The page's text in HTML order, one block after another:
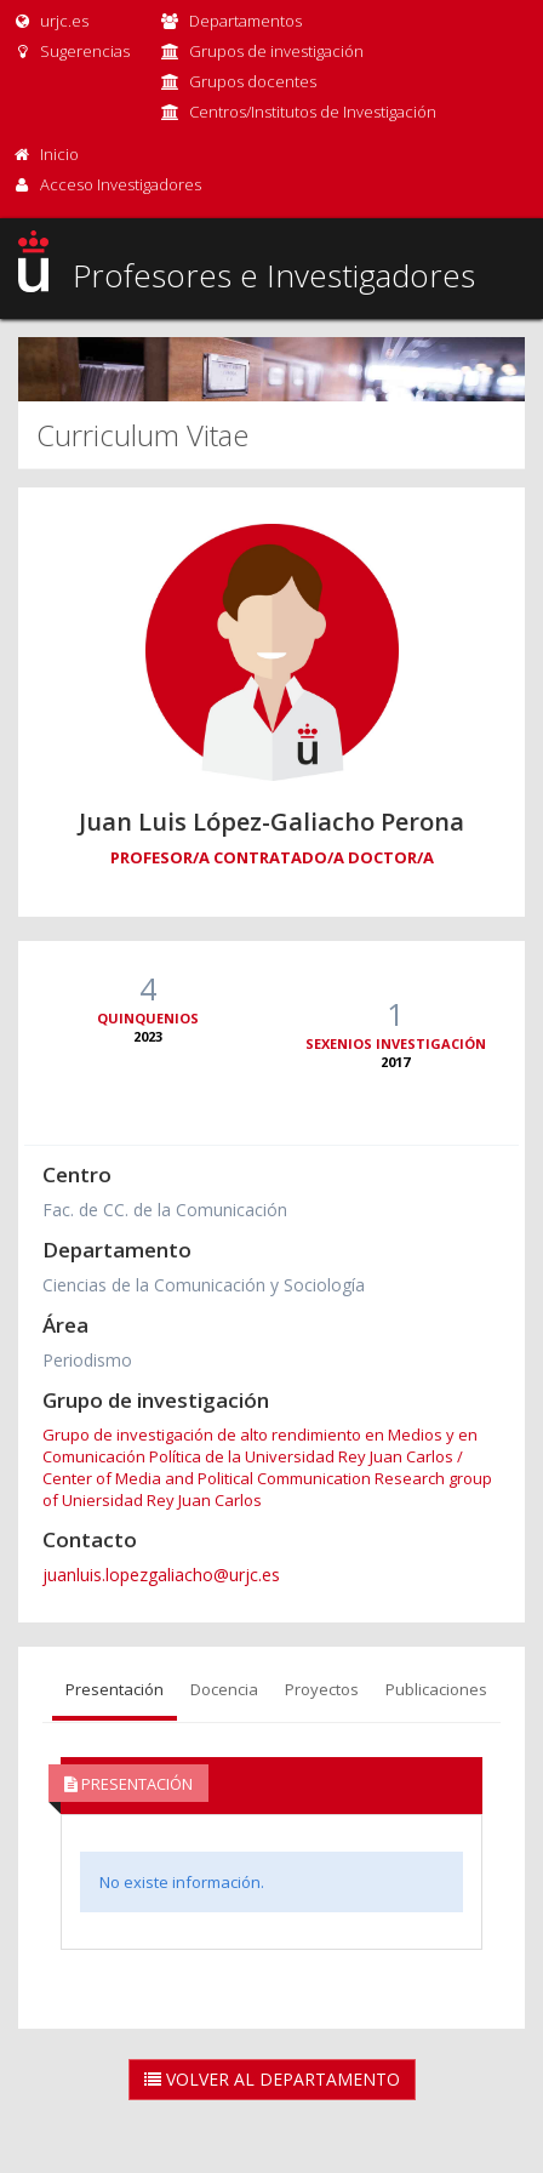
urjc.es
Sugerencias
Departamentos
Grupos de investigación
Grupos docentes
Centros/Institutos de Investigación
Inicio
Acceso Investigadores
Profesores e Investigadores
Curriculum Vitae
Juan Luis López-Galiacho Perona
PROFESOR/A CONTRATADO/A DOCTOR/A
4
QUINQUENIOS
2023
1
SEXENIOS INVESTIGACIÓN
2017
Centro
Fac. de CC. de la Comunicación
Departamento
Ciencias de la Comunicación y Sociología
Área
Periodismo
Grupo de investigación
Grupo de investigación de alto rendimiento en Medios y en
Comunicación Política de la Universidad Rey Juan Carlos /
Center of Media and Political Communication Research group
of Uniersidad Rey Juan Carlos
Contacto
juanluis.lopezgaliacho@urjc.es
Presentación Docencia Proyectos Publicaciones
PRESENTACIÓN
No existe información.
VOLVER AL DEPARTAMENTO